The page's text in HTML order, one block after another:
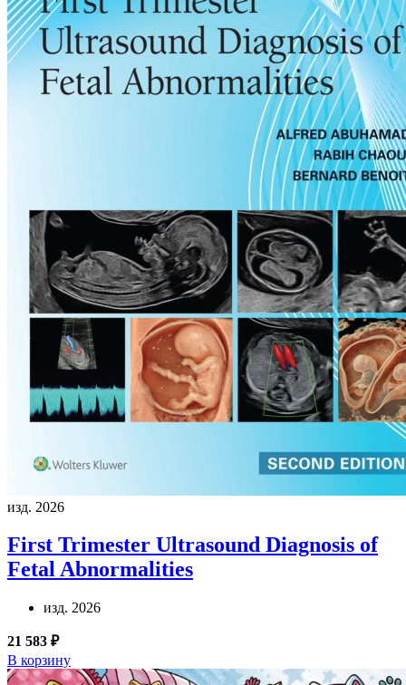
изд. 2026
First Trimester Ultrasound Diagnosis of
Fetal Abnormalities
изд. 2026
21 583 ₽
В корзину